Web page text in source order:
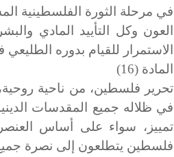
في مرحلة الثورة الفلسطينية
العون وكل التأييد المادي
الاستمرار للقيام بدوره
المادة (16)
تحرير فلسطين، من ناحية
في ظلاله جميع المقدسات
تمييز، سواء على أساس
فلسطين يتطلعون إلى نصرة